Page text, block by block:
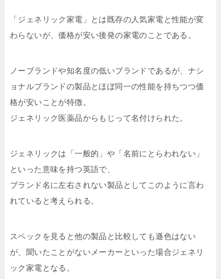
「ジェネリック家電」とは既存の人気家電と性能が変
わらないが、価格が安い後発の家電のことである。
ノーブランドや知名度の低いブランドであるが、ナシ
ョナルブランドの製品とほぼ同一の性能を持ちつつ価
格が安いことが特徴。
ジェネリック医薬品からもじって名付けられた。
ジェネリックは「一般的」や「名前にとらわれない」
といった意味を持つ英語で、
ブランド名に左右されない製品としてこのように言わ
れていると考えられる。
スペックを見ると他の製品と比較しても遜色はない
が、聞いたことがないメーカーといった場合ジェネリ
ック家電となる。